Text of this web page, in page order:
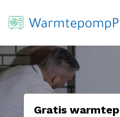
Gratis